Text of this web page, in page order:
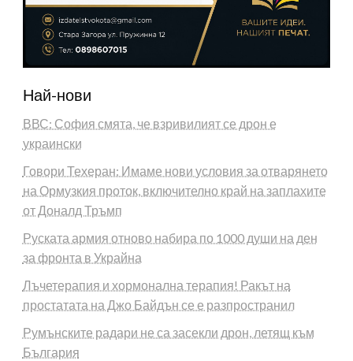
Най-нови
ВВС: София смята, че взривилият се дрон е
украински
Говори Техеран: Имаме нови условия за отварянето
на Ормузкия проток, включително край на заплахите
от Доналд Тръмп
Руската армия отново набира по 1000 души на ден
за фронта в Украйна
Лъчетерапия и хормонална терапия! Ракът на
простатата на Джо Байдън се е разпространил
Румънските радари не са засекли дрон, летящ към
България